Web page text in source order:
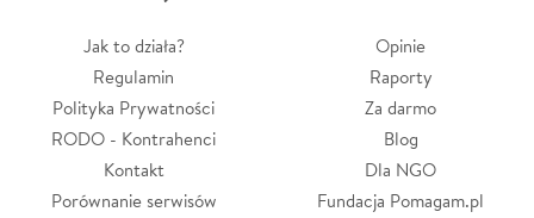
Jak to działa?
Regulamin
Polityka Prywatności
RODO - Kontrahenci
Kontakt
Porównanie serwisów
Opinie
Raporty
Za darmo
Blog
Dla NGO
Fundacja Pomagam.pl